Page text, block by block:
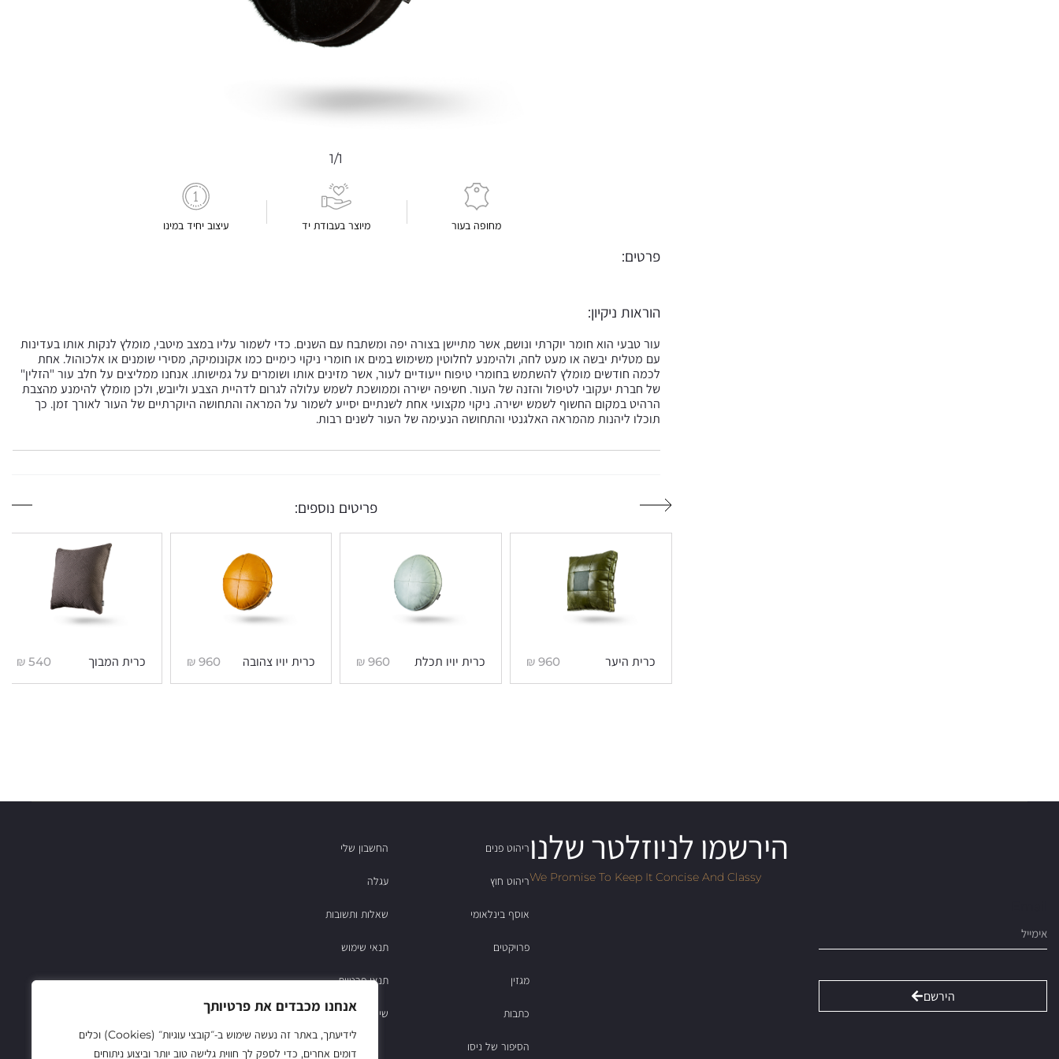
אנחנו מכבדים את פרטיותך
לידיעתך, באתר זה נעשה שימוש ב‑״קובצי עוגיות״ (Cookies) וכלים
דומים אחרים, כדי לספק לך חווית גלישה טוב יותר וביצוע ניתוחים
1/1
מחופה בעור מיוצר בעבודת יד עיצוב יחיד במינו
פרטים:
הוראות ניקיון:
עור טבעי הוא חומר יוקרתי ונושם, אשר מתיישן בצורה יפה ומשתבח עם השנים. כדי לשמור עליו במצב מיטבי, מומלץ לנקות אותו בעדינות
עם מטלית יבשה או מעט לחה, ולהימנע לחלוטין משימוש במים או חומרי ניקוי כימיים כמו אקונומיקה, מסירי שומנים או אלכוהול. אחת
לכמה חודשים מומלץ להשתמש בחומרי טיפוח ייעודיים לעור, אשר מזינים אותו ושומרים על גמישותו. אנחנו ממליצים על חלב עור "הזלין"
של חברת יעקובי לטיפול והזנה של העור. חשיפה ישירה וממושכת לשמש עלולה לגרום לדהיית הצבע וליובש, ולכן מומלץ להימנע מהצבת
הרהיט במקום החשוף לשמש ישירה. ניקוי מקצועי אחת לשנתיים יסייע לשמור על המראה והתחושה היוקרתיים של העור לאורך זמן. כך
תוכלו ליהנות מהמראה האלגנטי והתחושה הנעימה של העור לשנים רבות.
פריטים נוספים:
כרית היער 960
₪ כרית יויו תכלת 960
₪ כרית יויו צהובה 960
₪ כרית המבוך 540
₪
הירשמו לניוזלטר שלנו
We Promise To Keep It Concise And Classy
הירשם
ריהוט פנים
ריהוט חוץ
אוסף בינלאומי
פרויקטים
מגזין
כתבות
הסיפור של ניסו
החשבון שלי
עגלה
שאלות ותשובות
תנאי שימוש
תנאי פרטיות
שירות לקוחות: 03-6837822